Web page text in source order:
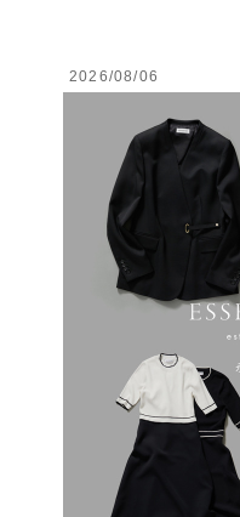
2026/08/06